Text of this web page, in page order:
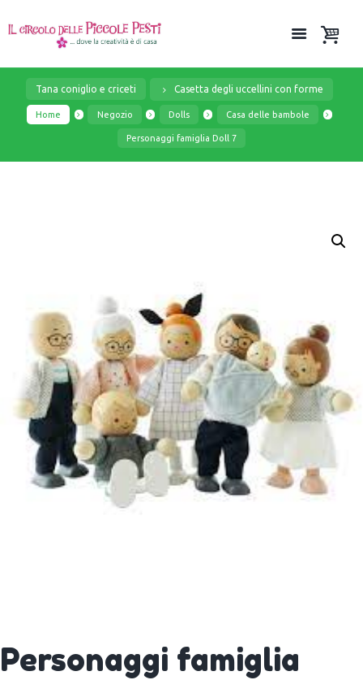
Tana coniglio e criceti Casetta degli uccellini con forme
Home Negozio Dolls Casa delle bambole
Personaggi famiglia Doll 7
Personaggi famiglia